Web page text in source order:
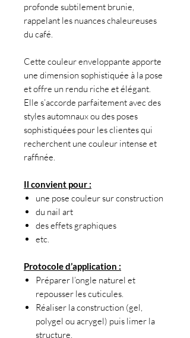
profonde subtilement brunie,
rappelant les nuances chaleureuses
du café.
Cette couleur enveloppante apporte
une dimension sophistiquée à la pose
et offre un rendu riche et élégant.
Elle s’accorde parfaitement avec des
styles automnaux ou des poses
sophistiquées pour les clientes qui
recherchent une couleur intense et
raffinée.
Il convient pour :
une pose couleur sur construction
du nail art
des effets graphiques
etc.
Protocole d’application :
Préparer l’ongle naturel et
repousser les cuticules.
Réaliser la construction (gel,
polygel ou acrygel) puis limer la
structure.